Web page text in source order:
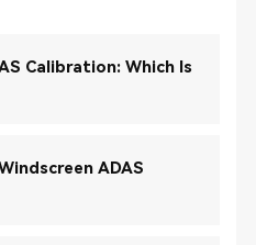
Calibration: Which Is
ADAS